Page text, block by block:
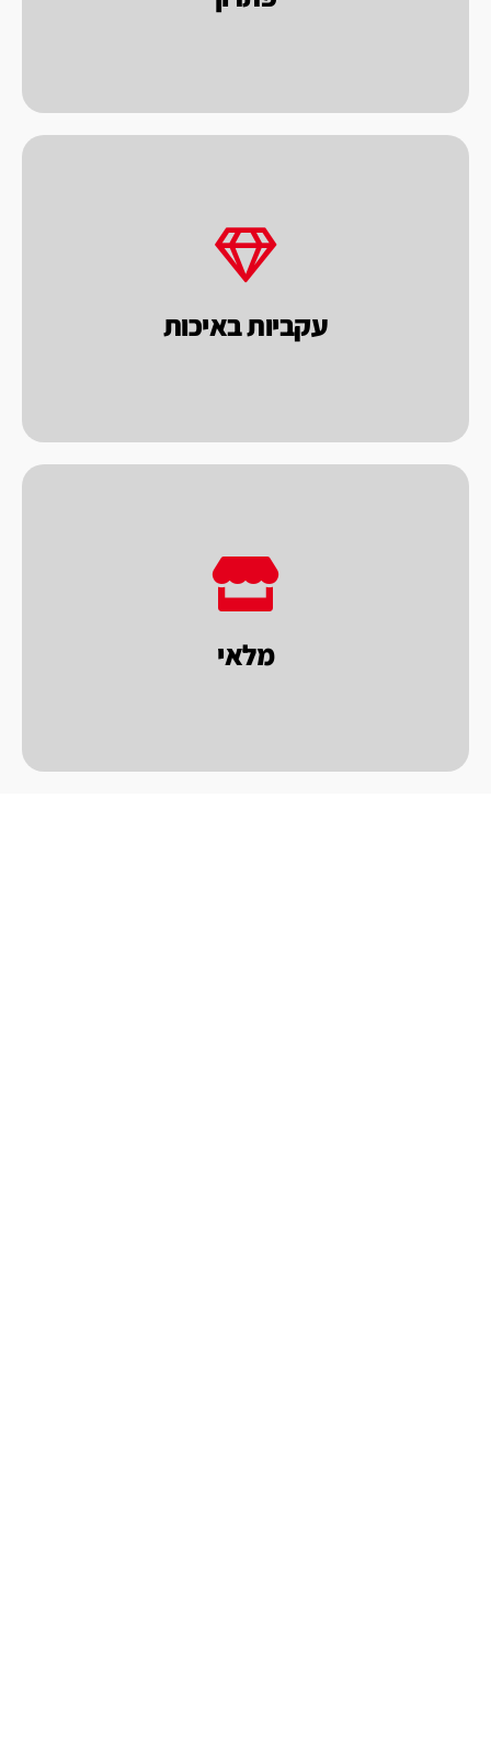
עקביות באיכות
פאקו מייצרת ומייבאת מכונות במשך שנים
מתוך כוונה לתת לך הלקוח מכונות טובות
במחיר הוגן.
מלאי
מכונות וחומרי אריזה לאספקה מידית, במטרה
לתת מענה מהיר ללקוחותינו.